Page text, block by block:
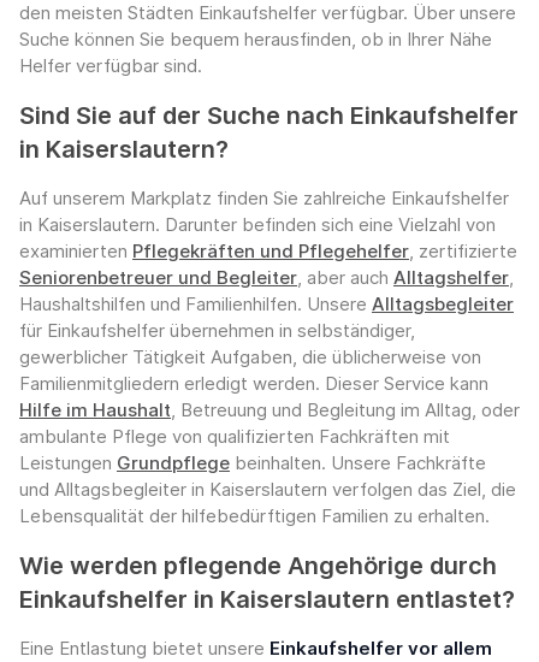
den meisten Städten Einkaufshelfer verfügbar. Über unsere
Suche können Sie bequem herausfinden, ob in Ihrer Nähe
Helfer verfügbar sind.
Sind Sie auf der Suche nach Einkaufshelfer
in Kaiserslautern?
Auf unserem Markplatz finden Sie zahlreiche Einkaufshelfer
in Kaiserslautern. Darunter befinden sich eine Vielzahl von
examinierten Pflegekräften und Pflegehelfer, zertifizierte
Seniorenbetreuer und Begleiter, aber auch Alltagshelfer,
Haushaltshilfen und Familienhilfen. Unsere Alltagsbegleiter
für Einkaufshelfer übernehmen in selbständiger,
gewerblicher Tätigkeit Aufgaben, die üblicherweise von
Familienmitgliedern erledigt werden. Dieser Service kann
Hilfe im Haushalt, Betreuung und Begleitung im Alltag, oder
ambulante Pflege von qualifizierten Fachkräften mit
Leistungen Grundpflege beinhalten. Unsere Fachkräfte
und Alltagsbegleiter in Kaiserslautern verfolgen das Ziel, die
Lebensqualität der hilfebedürftigen Familien zu erhalten.
Wie werden pflegende Angehörige durch
Einkaufshelfer in Kaiserslautern entlastet?
Eine Entlastung bietet unsere Einkaufshelfer vor allem